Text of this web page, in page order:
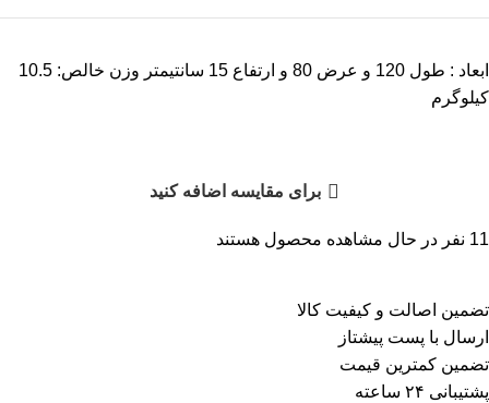
ابعاد : طول 120 و عرض 80 و ارتفاع 15 سانتیمتر وزن خالص: 10.5
کیلوگرم
برای مقایسه اضافه کنید
11 نفر در حال مشاهده محصول هستند
تضمین اصالت و کیفیت کالا
ارسال با پست پیشتاز
تضمین کمترین قیمت
پشتیبانی ۲۴ ساعته